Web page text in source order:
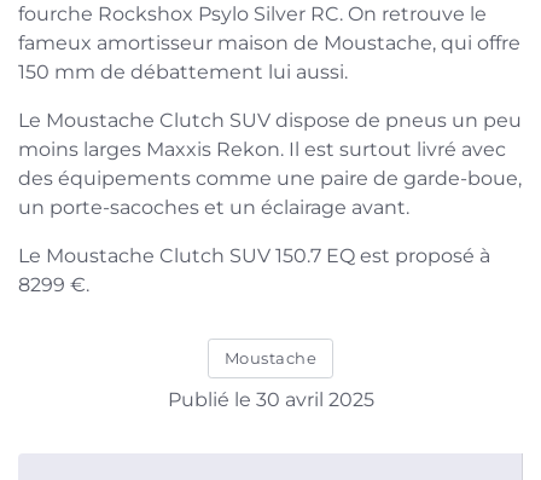
fourche Rockshox Psylo Silver RC. On retrouve le
fameux amortisseur maison de Moustache, qui offre
150 mm de débattement lui aussi.
Le Moustache Clutch SUV dispose de pneus un peu
moins larges Maxxis Rekon. Il est surtout livré avec
des équipements comme une paire de garde-boue,
un porte-sacoches et un éclairage avant.
Le Moustache Clutch SUV 150.7 EQ est proposé à
8299 €.
Moustache
Publié le 30 avril 2025